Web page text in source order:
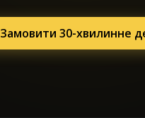
Замовити 30-хвилинне